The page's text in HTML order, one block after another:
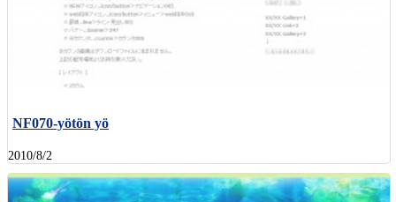
NF070-yötön yö
2010/8/2